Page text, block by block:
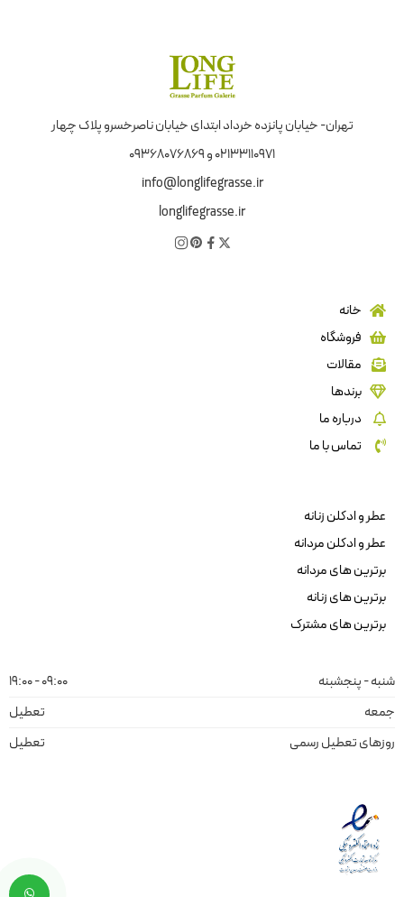
تهران- خیابان پانزده خرداد ابتدای خیابان ناصرخسرو پلاک چهار
02133110971 و 09368076869
info@longlifegrasse.ir
longlifegrasse.ir
خانه
فروشگاه
مقالات
برندها
درباره ما
تماس با ما
عطر و ادکلن زنانه
عطر و ادکلن مردانه
برترین های مردانه
برترین های زنانه
برترین های مشترک
شنبه - پنجشبنه
09:00 - 19:00
جمعه
تعطیل
روزهای تعطیل رسمی
تعطیل